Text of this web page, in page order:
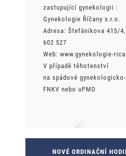
zastupující gynekologii :
Gynekologie Říčany s.r.o.
Adresa: Štefánikova 415/
602 527
Web: www.gynekologie-
V případě těhotenství
na spádové
FNKV nebo uPMD
NOVÉ ORDINAČNÍ